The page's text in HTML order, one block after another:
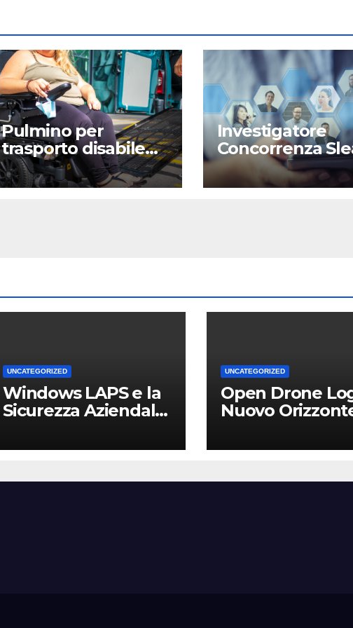
Pulmino per
trasporto disabile
Roma
Investigatore
Concorrenza
Milano
UNCATEGORIZED
Windows LAPS e la
Sicurezza Aziendale:
Competitivo per le
UNCATEGORIZED
Open Drone
Nuovo
Professionisti